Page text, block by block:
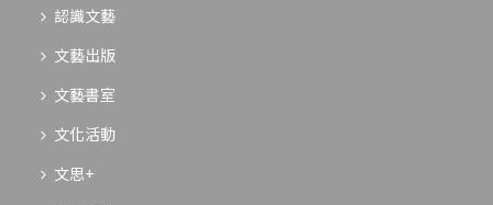
認識文藝
文藝出版
文藝書室
文化活動
文思+